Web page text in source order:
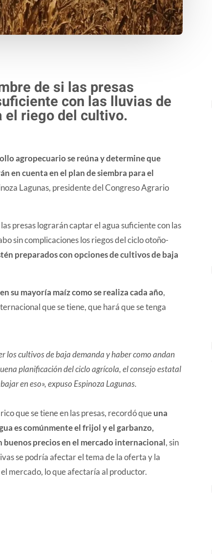
de si las presas
con las lluvias de
el riego del cultivo.
agropecuario se reúna y determine que
en cuenta en el plan de siembra para el
Lagunas, presidente del Congreso Agrario
presas lograrán captar el agua suficiente con las
sin complicaciones los riegos del ciclo otoño-
preparados con opciones de cultivos de baja
su mayoría maíz como se realiza cada año,
que se tiene, que hará que se tenga
los cultivos de baja demanda y haber como andan
planificación del ciclo agrícola, el consejo estatal
en eso», expuso Espinoza Lagunas.
que se tiene en las presas, recordó queuna
es comúnmente el frijol y el garbanzo,
precios en el mercado internacional, sin
se podría afectar el tema de la oferta y la
mercado, lo que afectaría al productor.